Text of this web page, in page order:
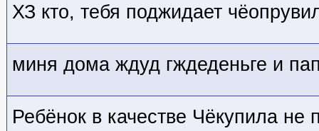
ХЗ кто, тебя поджидает
миня дома ждуд гждеденьге и
Ребёнок в качестве Чёкупила